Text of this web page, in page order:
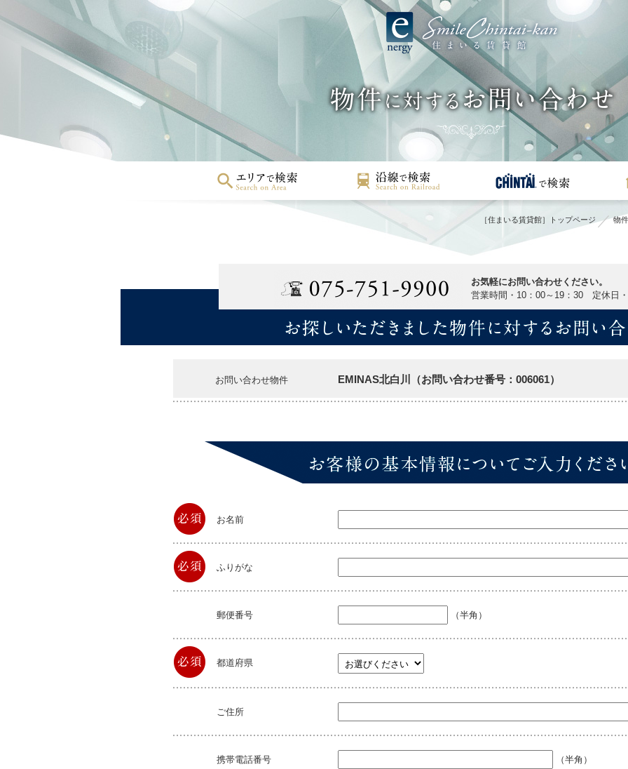
［住まいる賃貸館］トップページ 物
お気軽にお問い合わせください。
営業時間・10：00～19：30 定休日
お問い合わせ物件 EMINAS北白川（お問い合わせ番号：006061）
お名前
ふりがな
郵便番号 （半角）
都道府県
ご住所
携帯電話番号 （半角）